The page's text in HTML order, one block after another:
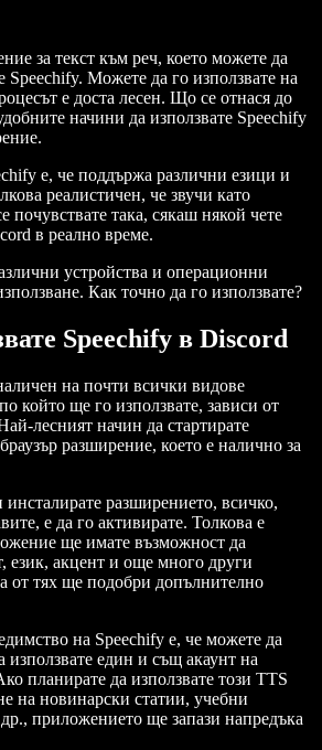
за текст към реч, което можете да
Speechify. Можете да го използвате на
е доста лесен. Що се отнася до
начини да използвате Speechify
е, че поддържа различни езици и
реалистичен, че звучи като
почувствате така, сякаш някой чете
в реално време.
устройства и операционни
Как точно да го използвате?
Speechify в Discord
на почти всички видове
който ще го използвате, зависи от
лесният начин да стартирате
разширение, което е налично за
инсталирате разширението, всичко,
е да го активирате. Толкова е
ще имате възможност да
език, акцент и още много други
от тях ще подобри допълнително
на Speechify е, че можете да
използвате един и същ акаунт на
планирате да използвате този TTS
на новинарски статии, учебни
приложението ще запази напредъка